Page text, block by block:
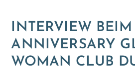
INTERVIEW BEIM
ANNIVERSARY
WOMAN CLUB